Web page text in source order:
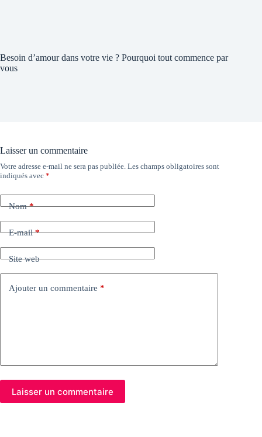
Besoin d’amour dans votre vie ? Pourquoi tout commence par
vous
Laisser un commentaire
Votre adresse e-mail ne sera pas publiée. Les champs obligatoires sont
indiqués avec *
Nom*
E-mail*
Site web
Ajouter un commentaire *
Laisser un commentaire